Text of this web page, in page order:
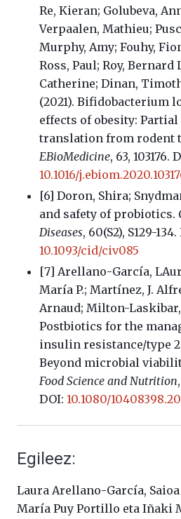
Re, Kieran; Golubeva,
Verpaalen, Mathieu;
Murphy, Amy; Fouhy,
Ross, Paul; Roy, Bernard
Catherine; Dinan,
(2021). Bifidobacterium
effects of obesity:
translation from rodent
EBioMedicine, 63, 103176.
10.1016/
[6] Doron, Shira;
and safety of probiotics.
Diseases, 60(S2), S129-134.
10.1093/cid/civ085
[7] Arellano-García,
María P.; Martínez, J.
Arnaud; Milton-
Postbiotics for the
insulin resistance/type 2
Beyond microbial
Food Science and Nutrition
DOI: 10.1080/
Egileez:
Laura Arellano-García,
María Puy Portillo eta Iñaki